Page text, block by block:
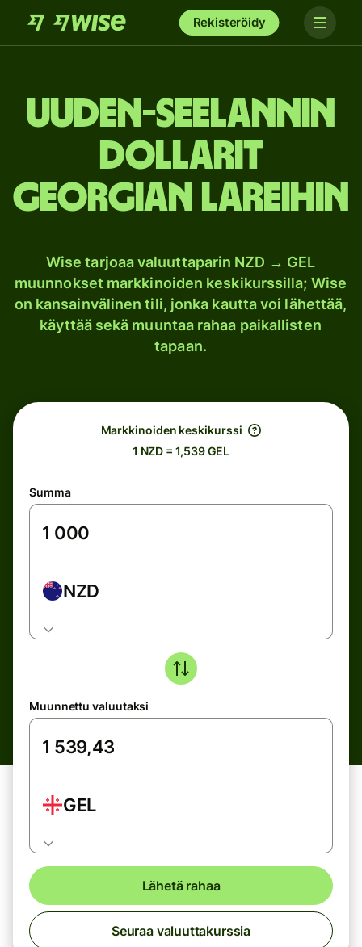
Rekisteröidy
Uuden-Seelannin
dollarit
Georgian lareihin
Wise tarjoaa valuuttaparin NZD → GEL
muunnokset markkinoiden keskikurssilla; Wise
on kansainvälinen tili, jonka kautta voi lähettää,
käyttää sekä muuntaa rahaa paikallisten
tapaan.
Markkinoiden keskikurssi
1 NZD = 1,539 GEL
Summa
NZD
Muunnettu valuutaksi
GEL
Lähetä rahaa
Seuraa valuuttakurssia